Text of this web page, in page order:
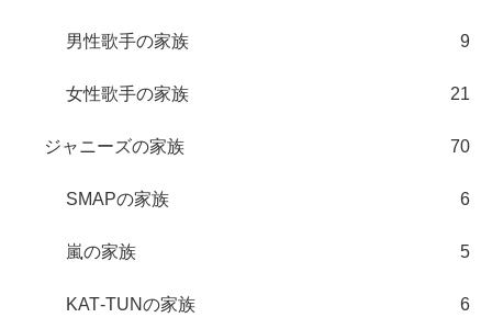
男性歌手の家族 9
女性歌手の家族 21
ジャニーズの家族 70
SMAPの家族 6
嵐の家族 5
KAT‐TUNの家族 6